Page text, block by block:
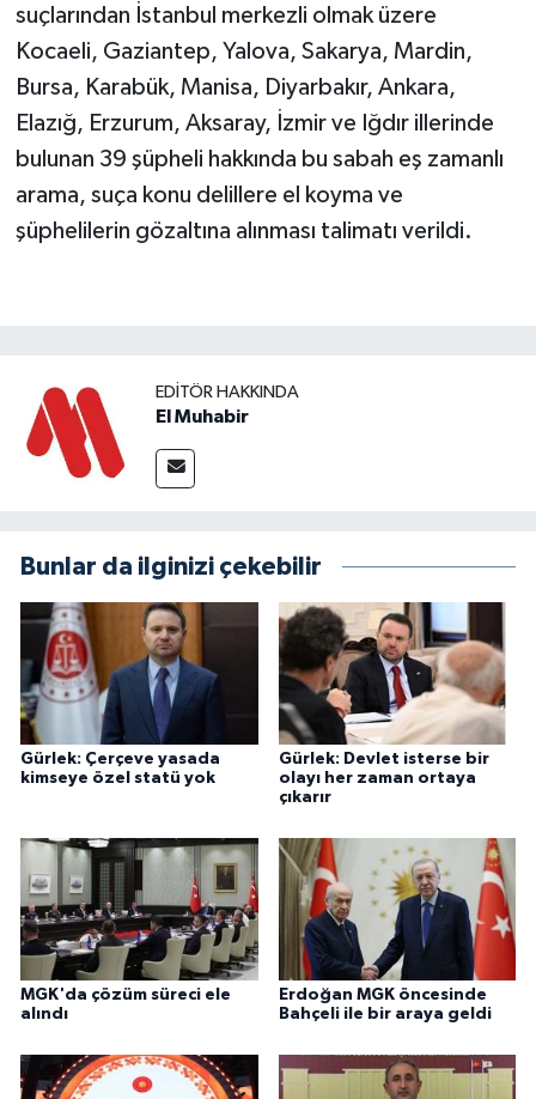
suçlarından İstanbul merkezli olmak üzere
Kocaeli, Gaziantep, Yalova, Sakarya, Mardin,
Bursa, Karabük, Manisa, Diyarbakır, Ankara,
Elazığ, Erzurum, Aksaray, İzmir ve Iğdır illerinde
bulunan 39 şüpheli hakkında bu sabah eş zamanlı
arama, suça konu delillere el koyma ve
şüphelilerin gözaltına alınması talimatı verildi.
EDITÖR HAKKINDA
El Muhabir
Bunlar da ilginizi çekebilir
Gürlek: Çerçeve yasada
kimseye özel statü yok
Gürlek: Devlet isterse bir
olayı her zaman ortaya
çıkarır
MGK'da çözüm süreci ele
alındı
Erdoğan MGK öncesinde
Bahçeli ile bir araya geldi